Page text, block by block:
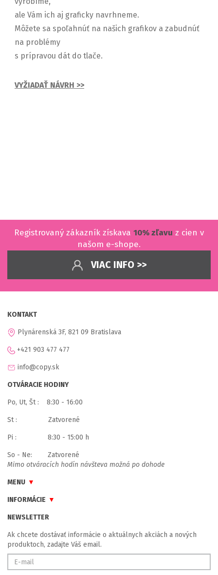
ale Vám ich aj graficky navrhneme.
Môžete sa spoľahnúť na našich grafikov a zabudnúť
na problémy
s prípravou dát do tlače.
VYŽIADAŤ NÁVRH >>
Registrovaný zákazník získava 10% zľavu z cien v
našom e-shope.
VIAC INFO >>
KONTAKT
Plynárenská 3F, 821 09 Bratislava
+421 903 477 477
info@copy.sk
OTVÁRACIE HODINY
Po, Ut, Št : 8:30 - 16:00
St : Zatvorené
Pi : 8:30 - 15:00 h
So - Ne: Zatvorené
Mimo otváracích hodín návšteva možná po dohode
MENU
INFORMÁCIE
NEWSLETTER
Ak chcete dostávať informácie o aktuálnych akciách a nových
produktoch, zadajte Váš email.